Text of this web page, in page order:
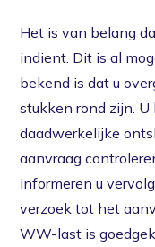
Het is van belang
indient. Dit is al
bekend is dat u
stukken rond zijn.
daadwerkelijke
aanvraag
informeren u
verzoek tot het
WW-last is